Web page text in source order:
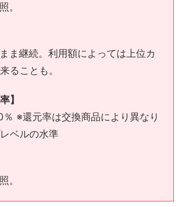
。
ま継続。利用額によっては上位カ
ることも。
】
※還元率は交換商品により異なり
ベルの水準
。